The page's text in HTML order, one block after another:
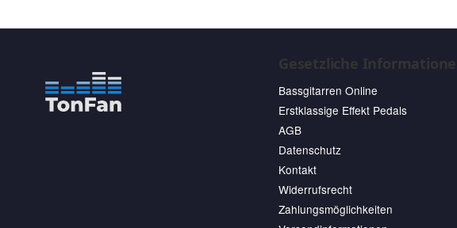
Gesetzliche Informationen
Bassgitarren Online
Erstklassige Effekt Pedals
AGB
Datenschutz
Kontakt
Widerrufsrecht
Zahlungsmöglichkeiten